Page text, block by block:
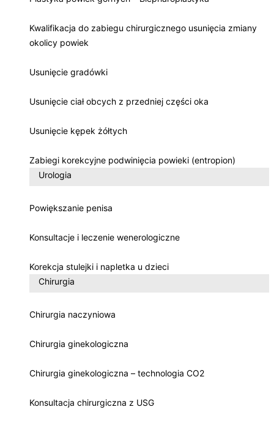
Kwalifikacja do zabiegu chirurgicznego usunięcia zmiany
okolicy powiek
Usunięcie gradówki
Usunięcie ciał obcych z przedniej części oka
Usunięcie kępek żółtych
Zabiegi korekcyjne podwinięcia powieki (entropion)
Urologia
Powiększanie penisa
Konsultacje i leczenie wenerologiczne
Korekcja stulejki i napletka u dzieci
Chirurgia
Chirurgia naczyniowa
Chirurgia ginekologiczna
Chirurgia ginekologiczna – technologia CO2
Konsultacja chirurgiczna z USG